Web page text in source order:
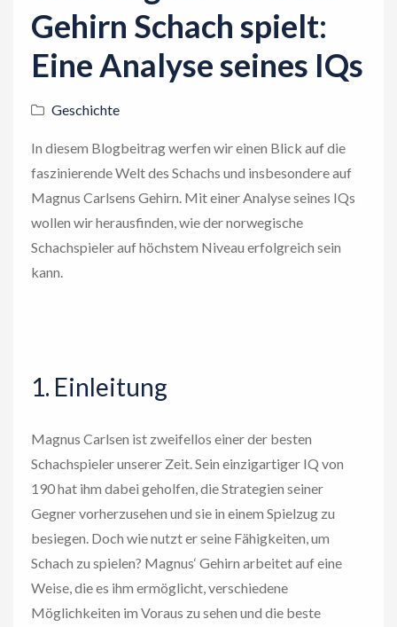
Gehirn Schach spielt:
Eine Analyse seines IQs
Geschichte
In diesem Blogbeitrag werfen wir einen Blick auf die
faszinierende Welt des Schachs und insbesondere auf
Magnus Carlsens Gehirn. Mit einer Analyse seines IQs
wollen wir herausfinden, wie der norwegische
Schachspieler auf höchstem Niveau erfolgreich sein
kann.
1. Einleitung
Magnus Carlsen ist zweifellos einer der besten
Schachspieler unserer Zeit. Sein einzigartiger IQ von
190 hat ihm dabei geholfen, die Strategien seiner
Gegner vorherzusehen und sie in einem Spielzug zu
besiegen. Doch wie nutzt er seine Fähigkeiten, um
Schach zu spielen? Magnus‘ Gehirn arbeitet auf eine
Weise, die es ihm ermöglicht, verschiedene
Möglichkeiten im Voraus zu sehen und die beste